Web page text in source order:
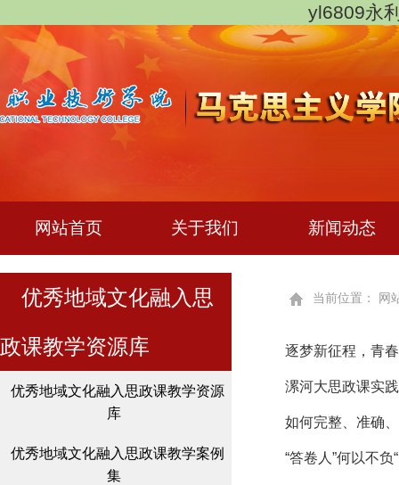
yl6809永
网站首页 关于我们 新闻动态
优秀地域文化融入思
政课教学资源库
优秀地域文化融入思政课教学资源
库
优秀地域文化融入思政课教学案例
集
当前位置： 网
逐梦新征程，青
漯河大思政课实
如何完整、准确
“答卷人”何以不